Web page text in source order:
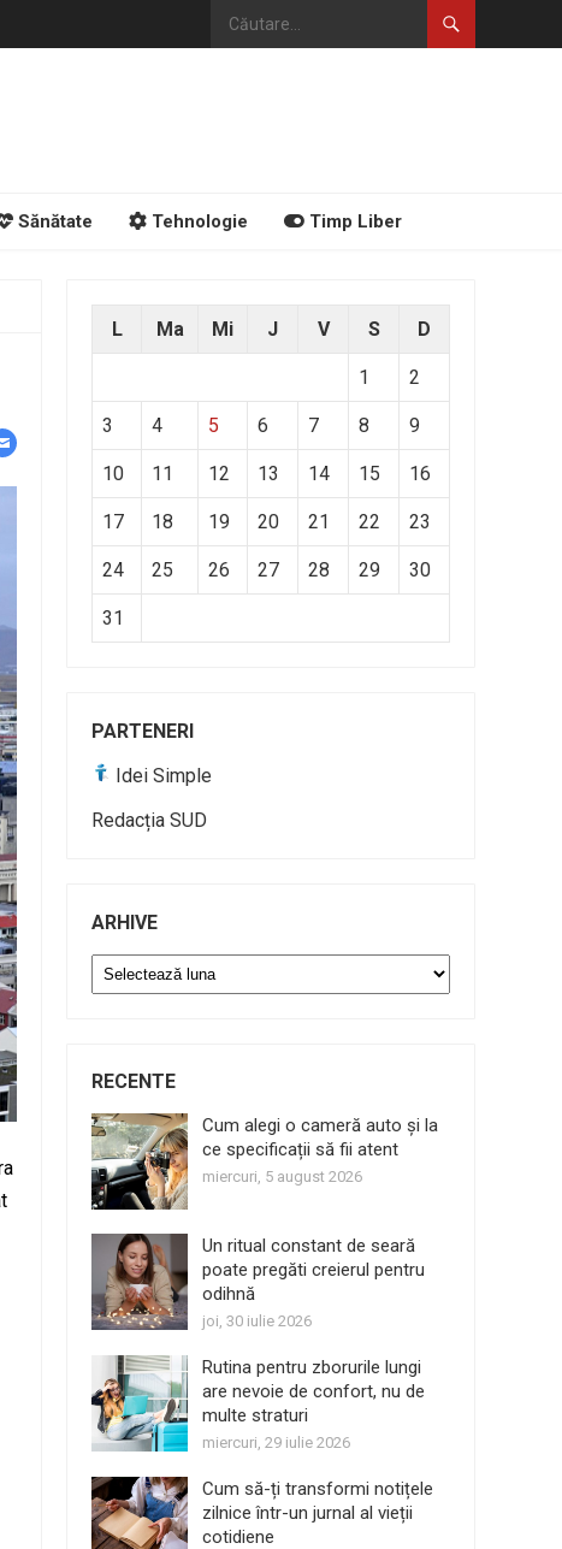
Sănătate Tehnologie Timp Liber
L Ma Mi J V S D
1 2
3 4 5 6 7 8 9
10 11 12 13 14 15 16
17 18 19 20 21 22 23
24 25 26 27 28 29 30
31
PARTENERI
Idei Simple
Redacția SUD
ARHIVE
Arhive
RECENTE
Cum alegi o cameră auto și la
ce specificații să fii atent
miercuri, 5 august 2026
Un ritual constant de seară
poate pregăti creierul pentru
odihnă
joi, 30 iulie 2026
Rutina pentru zborurile lungi
are nevoie de confort, nu de
multe straturi
miercuri, 29 iulie 2026
Cum să-ți transformi notițele
zilnice într-un jurnal al vieții
cotidiene